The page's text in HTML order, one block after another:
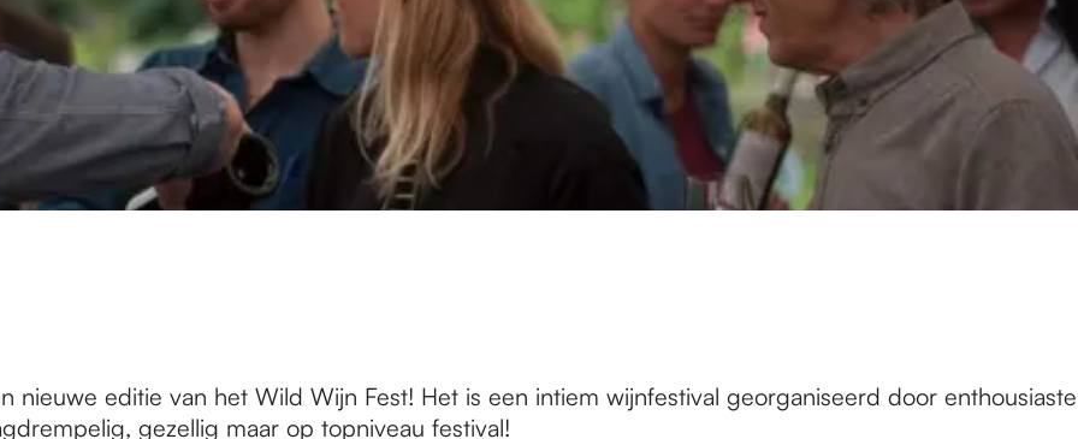
editie van het Wild Wijn Fest! Het is een intiem wijnfestival georganiseerd door enthousiaste
gezellig maar op topniveau festival!